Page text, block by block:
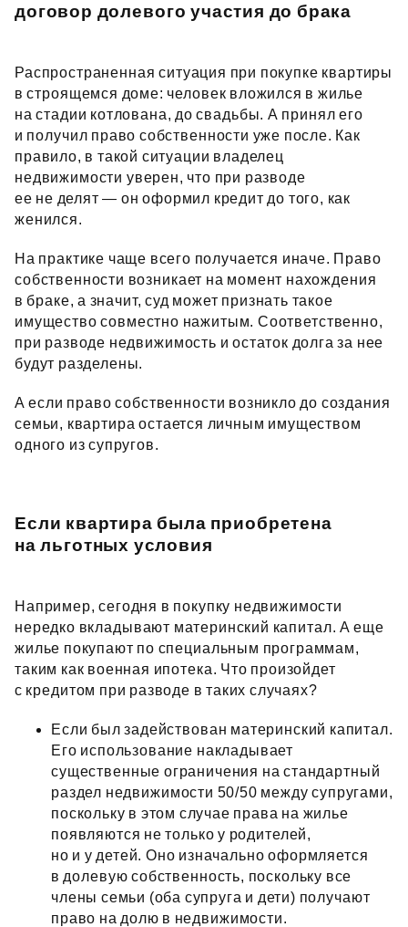
договор долевого участия до брака
Распространенная ситуация при покупке квартиры
в строящемся доме: человек вложился в жилье
на стадии котлована, до свадьбы. А принял его
и получил право собственности уже после. Как
правило, в такой ситуации владелец
недвижимости уверен, что при разводе
ее не делят — он оформил кредит до того, как
женился.
На практике чаще всего получается иначе. Право
собственности возникает на момент нахождения
в браке, а значит, суд может признать такое
имущество совместно нажитым. Соответственно,
при разводе недвижимость и остаток долга за нее
будут разделены.
А если право собственности возникло до создания
семьи, квартира остается личным имуществом
одного из супругов.
Если квартира была приобретена
на льготных условия
Например, сегодня в покупку недвижимости
нередко вкладывают материнский капитал. А еще
жилье покупают по специальным программам,
таким как военная ипотека. Что произойдет
с кредитом при разводе в таких случаях?
Если был задействован материнский капитал.
Его использование накладывает
существенные ограничения на стандартный
раздел недвижимости 50/50 между супругами,
поскольку в этом случае права на жилье
появляются не только у родителей,
но и у детей. Оно изначально оформляется
в долевую собственность, поскольку все
члены семьи (оба супруга и дети) получают
право на долю в недвижимости.